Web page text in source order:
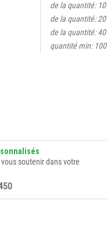
de la quantité: 10
de la quantité:20
de la quantité:40
quantité min: 100
soutenir dans votre